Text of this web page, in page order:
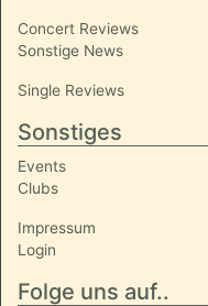
Concert Reviews
Sonstige News
Single Reviews
Sonstiges
Events
Clubs
Impressum
Login
Folge uns auf..